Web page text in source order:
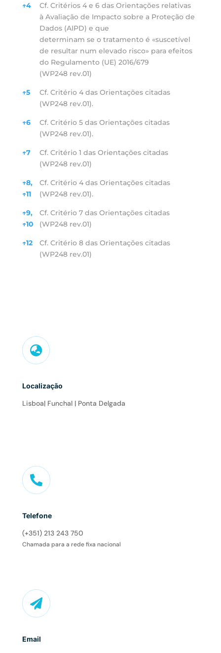
↑4
Cf. Critérios 4 e 6 das Orientações relativas
à Avaliação de Impacto sobre a Proteção de
Dados (AIPD) e que
determinam se o tratamento é «suscetível
de resultar num elevado risco» para efeitos
do Regulamento (UE) 2016/679
(WP248 rev.01)
↑5
Cf. Critério 4 das Orientações citadas
(WP248 rev.01).
↑6
Cf. Critério 5 das Orientações citadas
(WP248 rev.01).
↑7
Cf. Critério 1 das Orientações citadas
(WP248 rev.01)
↑8,
↑11
Cf. Critério 4 das Orientações citadas
(WP248 rev.01).
↑9,
↑10
Cf. Critério 7 das Orientações citadas
(WP248 rev.01)
↑12
Cf. Critério 8 das Orientações citadas
(WP248 rev.01)

Localização
Lisboa| Funchal | Ponta Delgada

Telefone
(+351) 213 243 750
Chamada para a rede fixa nacional

Email